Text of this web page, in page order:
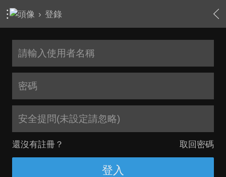
› 登錄
安全提問(未設定請忽略)
還沒有註冊？ 取回密碼
登入